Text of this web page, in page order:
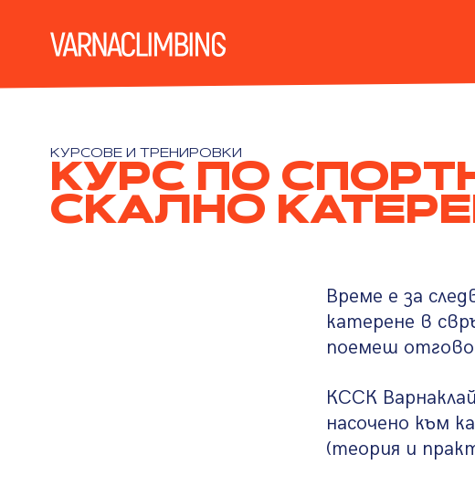
КУРСОВЕ И ТРЕНИРОВКИ
КУРС ПО
СКАЛНО
Време е за
катерене в
поемеш
КССК
насочено към
(теория и